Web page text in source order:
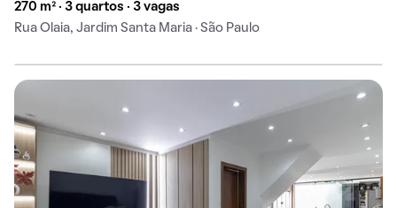
270 m² · 3 quartos · 3 vagas
Rua Olaia, Jardim Santa Maria · São Paulo